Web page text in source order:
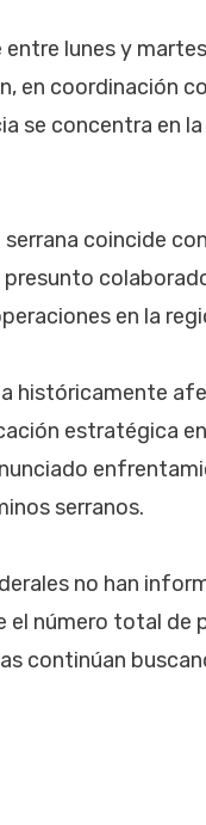
lunes y
en coordinación
se concentra en
coincide
en la
históricamente
estratégica
serranos.
no han
número total de
continúan